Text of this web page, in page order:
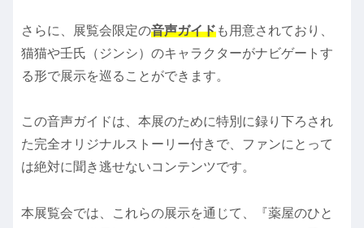
さらに、展覧会限定の音声ガイドも用意されており、
猫猫や壬氏（ジンシ）のキャラクターがナビゲートす
る形で展示を巡ることができます。
この音声ガイドは、本展のために特別に録り下ろされ
た完全オリジナルストーリー付きで、ファンにとって
は絶対に聞き逃せないコンテンツです。
本展覧会では、これらの展示を通じて、『薬屋のひと